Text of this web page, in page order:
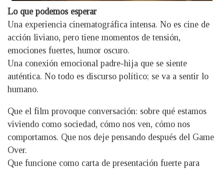
Lo que podemos esperar
Una experiencia cinematográfica intensa. No es cine de
acción liviano, pero tiene momentos de tensión,
emociones fuertes, humor oscuro.
Una conexión emocional padre-hija que se siente
auténtica. No todo es discurso político; se va a sentir lo
humano.
Que el film provoque conversación: sobre qué estamos
viviendo como sociedad, cómo nos ven, cómo nos
comportamos. Que nos deje pensando después del Game
Over.
Que funcione como carta de presentación fuerte para